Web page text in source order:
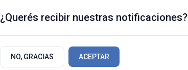
¿Querés recibir nuestras notificaciones?
NO, GRACIAS ACEPTAR